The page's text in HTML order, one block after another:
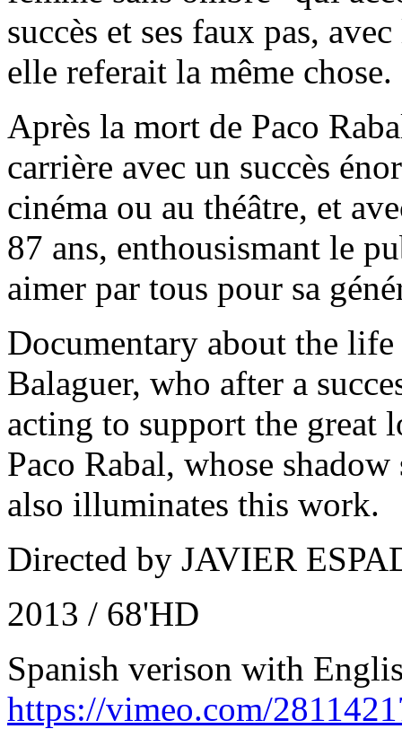
succès et ses faux pas,
elle referait la même chose.
Après la mort de Paco
carrière avec un succès
cinéma ou au théâtre, et
87 ans, enthousismant le
aimer par tous pour sa
Documentary about the
Balaguer, who after a
acting to support the great
Paco Rabal, whose
also illuminates this work.
Directed by JAVIER
2013 / 68'HD
Spanish verison with
https://vimeo.com/